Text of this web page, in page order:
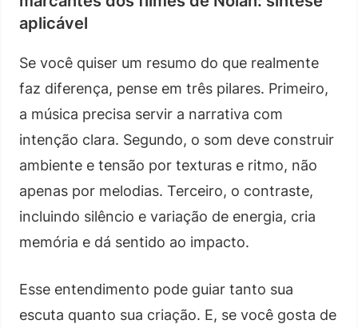
aplicável
Se você quiser um resumo do que realmente
faz diferença, pense em três pilares. Primeiro,
a música precisa servir a narrativa com
intenção clara. Segundo, o som deve construir
ambiente e tensão por texturas e ritmo, não
apenas por melodias. Terceiro, o contraste,
incluindo silêncio e variação de energia, cria
memória e dá sentido ao impacto.
Esse entendimento pode guiar tanto sua
escuta quanto sua criação. E, se você gosta de